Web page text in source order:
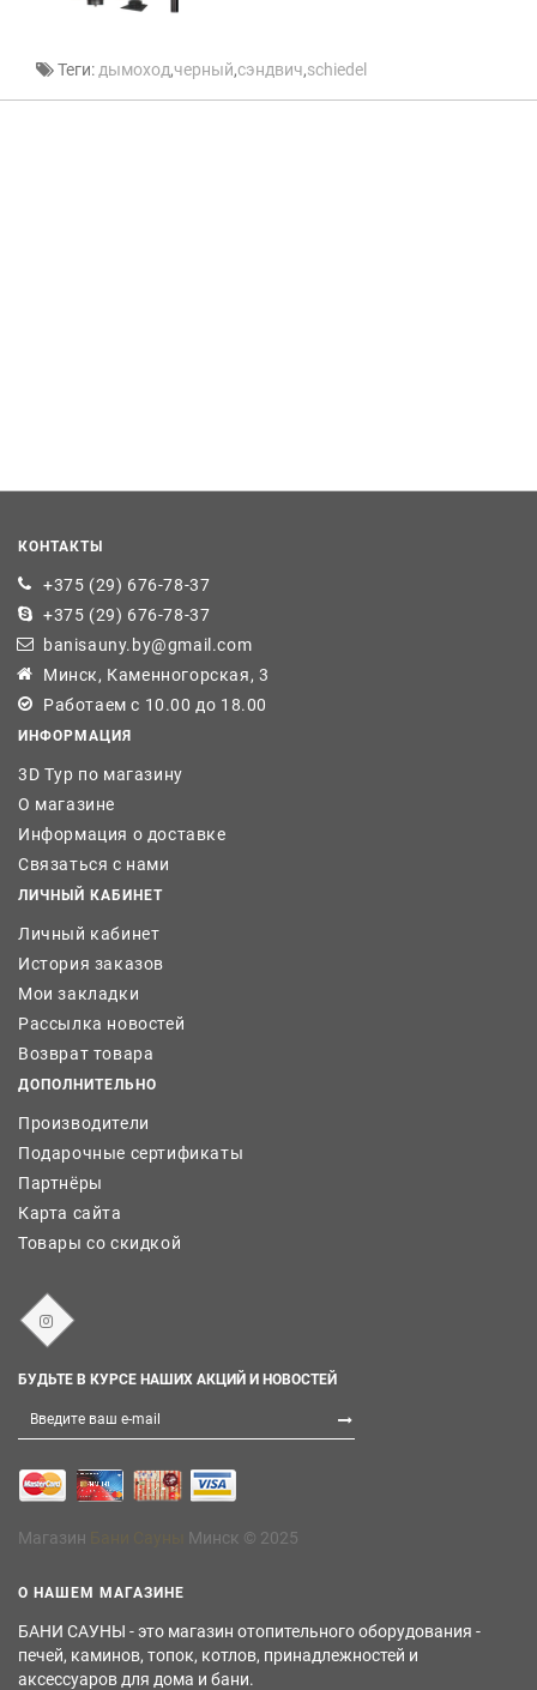
Теги: дымоход,черный,сэндвич,schiedel
КОНТАКТЫ
+375 (29) 676-78-37
+375 (29) 676-78-37
banisauny.by@gmail.com
Минск, Каменногорская, 3
Работаем с 10.00 до 18.00
ИНФОРМАЦИЯ
3D Тур по магазину
О магазине
Информация о доставке
Связаться с нами
ЛИЧНЫЙ КАБИНЕТ
Личный кабинет
История заказов
Мои закладки
Рассылка новостей
Возврат товара
ДОПОЛНИТЕЛЬНО
Производители
Подарочные сертификаты
Партнёры
Карта сайта
Товары со скидкой
БУДЬТЕ В КУРСЕ НАШИХ АКЦИЙ И НОВОСТЕЙ
Магазин Минск © 2025
О НАШЕМ МАГАЗИНЕ
БАНИ САУНЫ - это магазин отопительного оборудования -
печей, каминов, топок, котлов, принадлежностей и
аксессуаров для дома и бани.